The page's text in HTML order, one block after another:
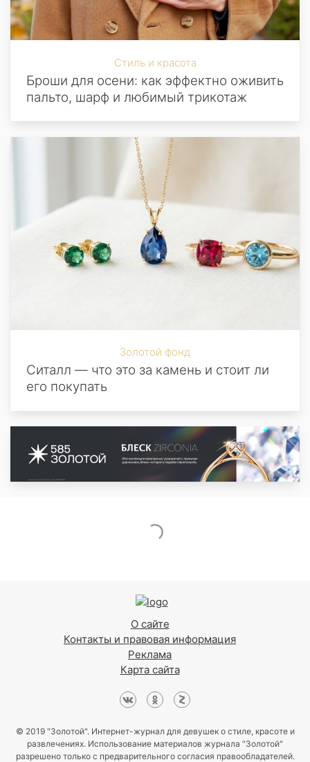
Стиль и красота
Броши для осени: как эффектно оживить
пальто, шарф и любимый трикотаж
Золотой фонд
Ситалл — что это за камень и стоит ли
его покупать
О сайте
Контакты и правовая информация
Реклама
Карта сайта
© 2019 "Золотой". Интернет-журнал для девушек о стиле, красоте и
развлечениях. Использование материалов журнала "Золотой"
разрешено только с предварительного согласия правообладателей.